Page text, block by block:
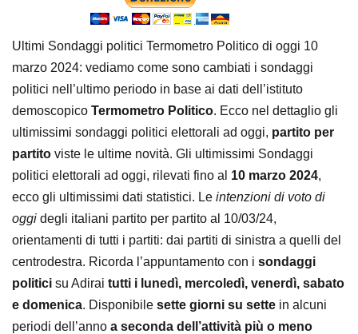
Ultimi Sondaggi politici Termometro Politico di oggi 10
marzo 2024: vediamo come sono cambiati i sondaggi
politici nell’ultimo periodo in base ai dati dell’istituto
demoscopico Termometro Politico. Ecco nel dettaglio gli
ultimissimi sondaggi politici elettorali ad oggi, partito per
partito viste le ultime novità. Gli ultimissimi Sondaggi
politici elettorali ad oggi, rilevati fino al 10 marzo 2024,
ecco gli ultimissimi dati statistici. Le intenzioni di voto di
oggi degli italiani partito per partito al 10/03/24,
orientamenti di tutti i partiti: dai partiti di sinistra a quelli del
centrodestra. Ricorda l’appuntamento con i sondaggi
politici su Adirai tutti i lunedì, mercoledì, venerdì, sabato
e domenica. Disponibile sette giorni su sette in alcuni
periodi dell’anno a seconda dell’attività più o meno